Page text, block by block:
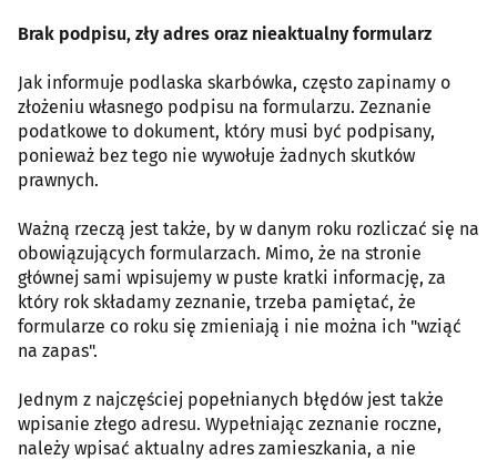
Brak podpisu, zły adres oraz nieaktualny formularz
Jak informuje podlaska skarbówka, często zapinamy o
złożeniu własnego podpisu na formularzu. Zeznanie
podatkowe to dokument, który musi być podpisany,
ponieważ bez tego nie wywołuje żadnych skutków
prawnych.
Ważną rzeczą jest także, by w danym roku rozliczać się na
obowiązujących formularzach. Mimo, że na stronie
głównej sami wpisujemy w puste kratki informację, za
który rok składamy zeznanie, trzeba pamiętać, że
formularze co roku się zmieniają i nie można ich "wziąć
na zapas".
Jednym z najczęściej popełnianych błędów jest także
wpisanie złego adresu. Wypełniając zeznanie roczne,
należy wpisać aktualny adres zamieszkania, a nie